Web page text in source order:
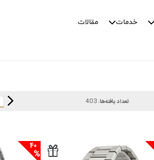
خدمات مقالات
تعداد یافته‌ها:403